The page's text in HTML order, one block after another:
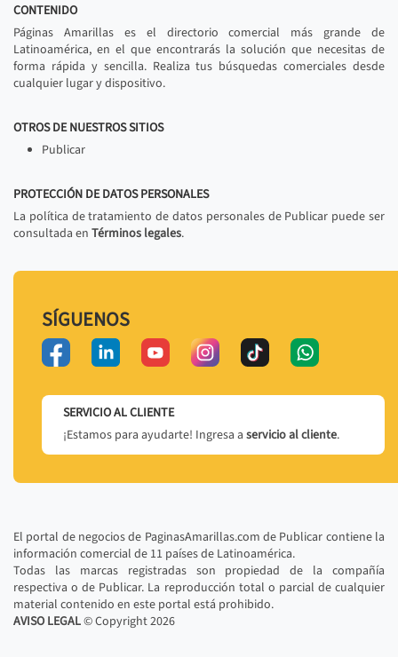
CONTENIDO
Páginas Amarillas es el directorio comercial más grande de
Latinoamérica, en el que encontrarás la solución que necesitas de
forma rápida y sencilla. Realiza tus búsquedas comerciales desde
cualquier lugar y dispositivo.
OTROS DE NUESTROS SITIOS
Publicar
PROTECCIÓN DE DATOS PERSONALES
La política de tratamiento de datos personales de Publicar puede ser
consultada en Términos legales.
SÍGUENOS
SERVICIO AL CLIENTE
¡Estamos para ayudarte! Ingresa a servicio al cliente.
El portal de negocios de PaginasAmarillas.com de Publicar contiene la
información comercial de 11 países de Latinoamérica.
Todas las marcas registradas son propiedad de la compañía
respectiva o de Publicar. La reproducción total o parcial de cualquier
material contenido en este portal está prohibido.
AVISO LEGAL© Copyright2026